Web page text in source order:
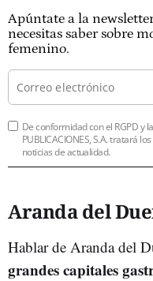
Apúntate a la
necesitas saber sobre
femenino.
De conformidad con el RGPD y
PUBLICACIONES, S.A. tratará
noticias de actualidad.
Aranda del
Hablar de Aranda del
grandes capitales